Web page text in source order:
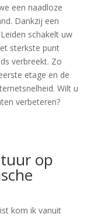
een naadloze
Dankzij een
schakelt uw
sterkste punt
verbreekt. Zo
etage en de
Wilt u
verbeteren?
op
kom ik vanuit